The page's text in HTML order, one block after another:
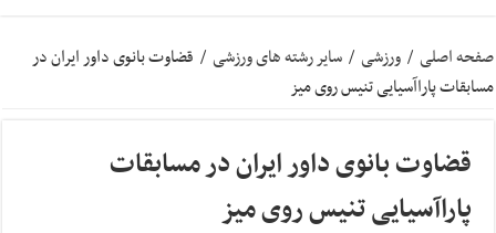
صفحه اصلی / ورزشی / سایر رشته های ورزشی / قضاوت بانوی داور ایران در
مسابقات پاراآسیایی تنیس روی میز
قضاوت بانوی داور ایران در مسابقات
پاراآسیایی تنیس روی میز